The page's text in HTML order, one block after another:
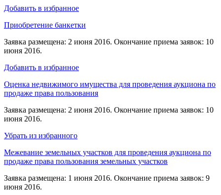
Добавить в избранное
Приобретение банкетки
Заявка размещена: 2 июня 2016. Окончание приема заявок: 10
июня 2016.
Добавить в избранное
Оценка недвижимого имущества для проведения аукциона по
продаже права пользования
Заявка размещена: 2 июня 2016. Окончание приема заявок: 10
июня 2016.
Убрать из избранного
Межевание земельных участков для проведения аукциона по
продаже права пользования земельных участков
Заявка размещена: 1 июня 2016. Окончание приема заявок: 9
июня 2016.